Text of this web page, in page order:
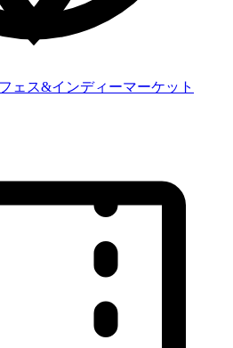
ェス&インディーマーケット